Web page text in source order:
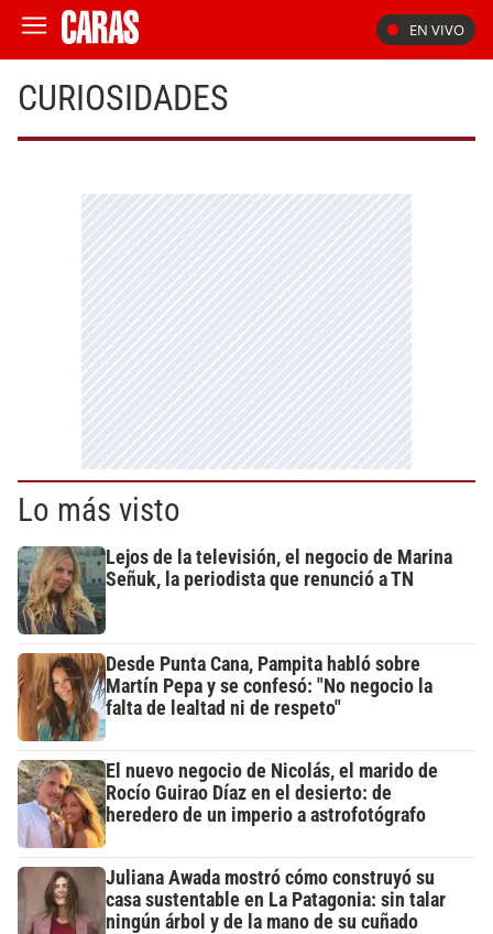
EN VIVO
CURIOSIDADES
Lo más visto
Lejos de la televisión, el negocio de Marina
Señuk, la periodista que renunció a TN
Desde Punta Cana, Pampita habló sobre
Martín Pepa y se confesó: "No negocio la
falta de lealtad ni de respeto"
El nuevo negocio de Nicolás, el marido de
Rocío Guirao Díaz en el desierto: de
heredero de un imperio a astrofotógrafo
Juliana Awada mostró cómo construyó su
casa sustentable en La Patagonia: sin talar
ningún árbol y de la mano de su cuñado